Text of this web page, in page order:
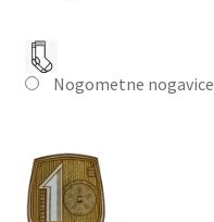
Nogometne nogavice